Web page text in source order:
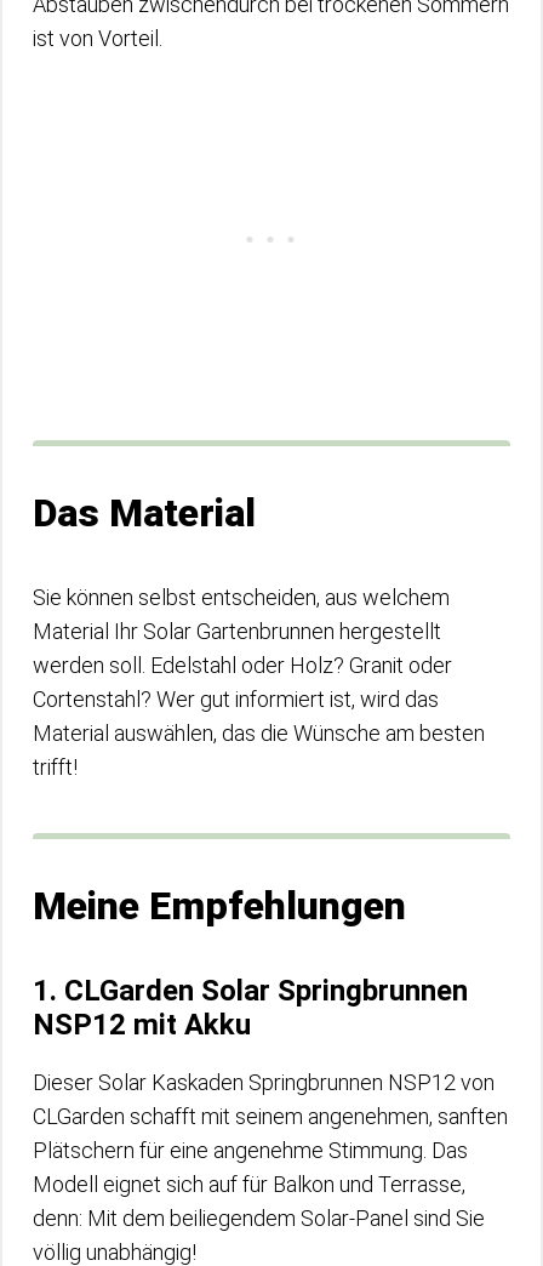
ist von Vorteil.
Das Material
Sie können selbst entscheiden, aus welchem
Material Ihr Solar Gartenbrunnen hergestellt
werden soll. Edelstahl oder Holz? Granit oder
Cortenstahl? Wer gut informiert ist, wird das
Material auswählen, das die Wünsche am besten
trifft!
Meine Empfehlungen
1. CLGarden Solar Springbrunnen
NSP12 mit Akku
Dieser Solar Kaskaden Springbrunnen NSP12 von
CLGarden schafft mit seinem angenehmen, sanften
Plätschern für eine angenehme Stimmung. Das
Modell eignet sich auf für Balkon und Terrasse,
denn: Mit dem beiliegendem Solar-Panel sind Sie
völlig unabhängig!